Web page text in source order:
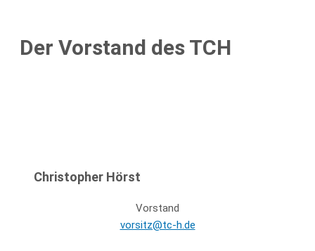
Der Vorstand des TCH
Christopher Hörst
Vorstand
vorsitz@tc-h.de